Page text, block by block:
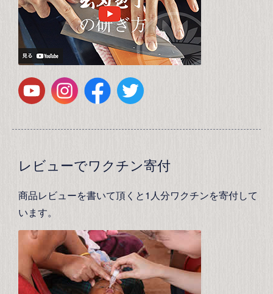
レビューでワクチン寄付
商品レビューを書いて頂くと1人分ワクチンを寄付して
います。